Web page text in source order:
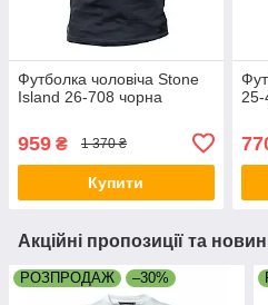
Футболка чоловіча Stone
Island 26-708 чорна
959 ₴ 1 370 ₴
Купити
25-
Акційні пропозиції та
РОЗПРОДАЖ –30%